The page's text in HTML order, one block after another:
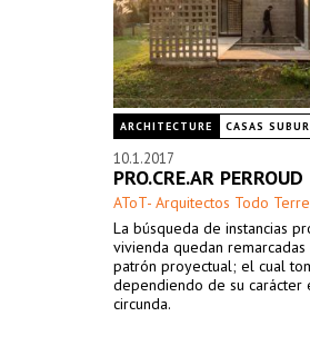
ARCHITECTURE CASAS
10.1.2017
PRO.CRE.AR PERROUD
AToT- Arquitectos Todo
La búsqueda de instancias
vivienda quedan
patrón proyectual; el cual
dependiendo de su
circunda.